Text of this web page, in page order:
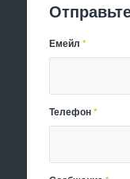
Емейл*
Телефон*